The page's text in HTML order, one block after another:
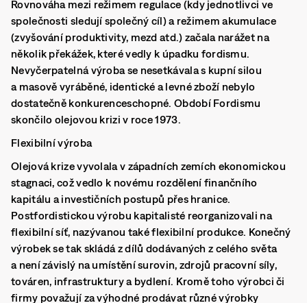
Rovnováha mezi režimem regulace (kdy jednotlivci ve
společnosti sledují společný cíl) a režimem akumulace
(zvyšování produktivity, mezd atd.) začala narážet na
několik překážek, které vedly k úpadku fordismu.
Nevyčerpatelná výroba se nesetkávala s kupní silou
a masově vyráběné, identické a levné zboží nebylo
dostatečně konkurenceschopné. Období Fordismu
skončilo olejovou krizi v roce 1973.
Flexibilní výroba
Olejová krize vyvolala v západních zemích ekonomickou
stagnaci, což vedlo k novému rozdělení finančního
kapitálu a investičních postupů přes hranice.
Postfordistickou výrobu kapitalisté reorganizovali na
flexibilní síť, nazývanou také flexibilní produkce. Konečný
výrobek se tak skládá z dílů dodávaných z celého světa
a není závislý na umístění surovin, zdrojů pracovní síly,
továren, infrastruktury a bydlení. Kromě toho výrobci či
firmy považují za výhodné prodávat různé výrobky